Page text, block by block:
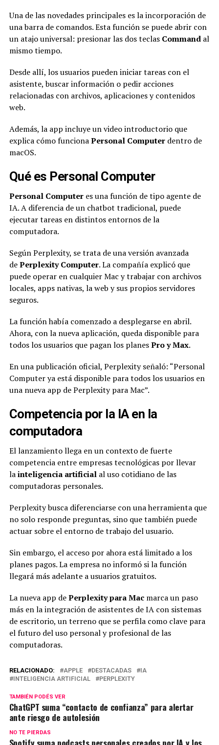
Una de las novedades principales es la incorporación de
una barra de comandos. Esta función se puede abrir con
un atajo universal: presionar las dos teclas Commandal
mismo tiempo.
Desde allí, los usuarios pueden iniciar tareas con el
asistente, buscar información o pedir acciones
relacionadas con archivos, aplicaciones y contenidos
web.
Además, la app incluye un video introductorio que
explica cómo funcionaPersonal Computerdentro de
macOS.
Qué es Personal Computer
Personal Computeres una función de tipo agente de
IA. A diferencia de un chatbot tradicional, puede
ejecutar tareas en distintos entornos de la
computadora.
Según Perplexity, se trata de una versión avanzada
dePerplexity Computer. La compañía explicó que
puede operar en cualquier Mac y trabajar con archivos
locales, apps nativas, la web y sus propios servidores
seguros.
La función había comenzado a desplegarse en abril.
Ahora, con la nueva aplicación, queda disponible para
todos los usuarios que pagan los planesPro y Max.
En una publicación oficial, Perplexity señaló: “Personal
Computer ya está disponible para todos los usuarios en
una nueva app de Perplexity para Mac”.
Competencia por la IA en la
computadora
El lanzamiento llega en un contexto de fuerte
competencia entre empresas tecnológicas por llevar
lainteligencia artificialal uso cotidiano de las
computadoras personales.
Perplexity busca diferenciarse con una herramienta que
no solo responde preguntas, sino que también puede
actuar sobre el entorno de trabajo del usuario.
Sin embargo, el acceso por ahora está limitado a los
planes pagos. La empresa no informó si la función
llegará más adelante a usuarios gratuitos.
La nueva app dePerplexity para Macmarca un paso
más en la integración de asistentes de IA con sistemas
de escritorio, un terreno que se perfila como clave para
el futuro del uso personal y profesional de las
computadoras.
RELACIONADO: APPLE DESTACADAS
IA
INTELIGENCIA ARTIFICIAL
PERPLEXITY
TAMBIÉN PODÉS VER
ChatGPT suma “contacto de confianza” para alertar
ante riesgo de autolesión
NO TE PIERDAS